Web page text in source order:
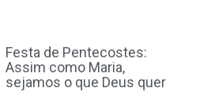
Festa de Pentecostes:
Assim como Maria,
sejamos o que Deus quer